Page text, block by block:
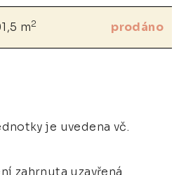
m2 prodáno
je uvedena vč.
zahrnuta uzavřená